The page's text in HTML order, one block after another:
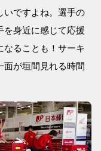
いですよね。選手の
を身近に感じて応援
なることも！サーキ
面が垣間見れる時間